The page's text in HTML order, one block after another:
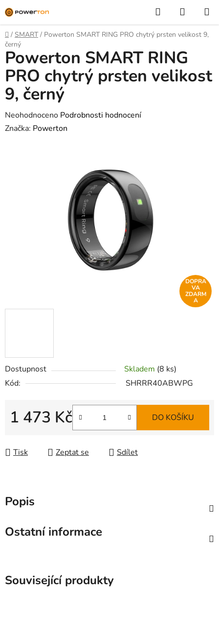
na
obsah
Hledat
KOŠÍK
Domů
/ SMART / Powerton SMART RING PRO chytrý prsten velikost 9,
černý
Dostupnost Skladem (8 ks)
Kód:
SHRRR40ABWPG
1 473 Kč DO KOŠÍKU
Tisk Zeptat se Sdílet
Powerton SMART RING
PRO chytrý prsten velikost
9, černý
Průměrné
hodnocení
Neohodnoceno Podrobnosti hodnocení
Značka: Powerton
DOPRA
VA
ZDARM
A
Popis
Ostatní informace
Související produkty